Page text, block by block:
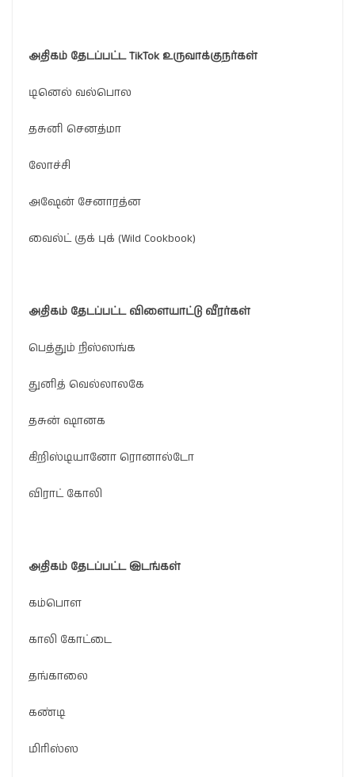
அதிகம் தேடப்பட்டTikTok உருவாக்குநர்கள்
டினெல் வல்பொல
தசுனி செனத்மா
லோச்சி
அஷேன் சேனாரத்ன
வைல்ட் குக் புக் (Wild Cookbook)
அதிகம் தேடப்பட்ட விளையாட்டு வீரர்கள்
பெத்தும் நிஸ்ஸங்க
துனித் வெல்லாலகே
தசுன் ஷானக
கிறிஸ்டியானோ ரொனால்டோ
விராட் கோலி
அதிகம் தேடப்பட்ட இடங்கள்
கம்பொள
காலி கோட்டை
தங்காலை
கண்டி
மிரிஸ்ஸ